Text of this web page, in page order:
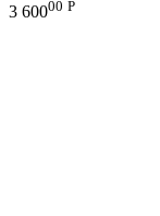
3 60000 Р